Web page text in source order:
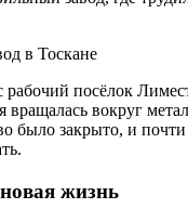
рабочий посёлок
вращалась вокруг
было закрыто, и почти
жизнь